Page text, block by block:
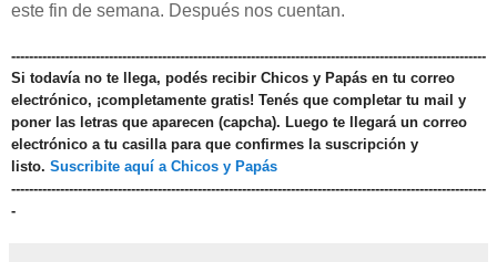
este fin de semana. Después nos cuentan.
-----------------------------------------------------------------------------------------------------------
Si todavía no te llega, podés recibir Chicos y Papás en tu correo
electrónico, ¡completamente gratis! Tenés que completar tu mail y
poner las letras que aparecen (capcha). Luego te llegará un correo
electrónico a tu casilla para que confirmes la suscripción y
listo. Suscribite aquí a Chicos y Papás
-----------------------------------------------------------------------------------------------------------
-